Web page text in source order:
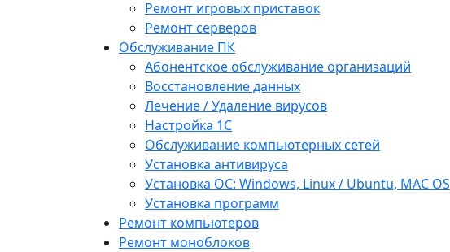
Ремонт игровых приставок
Ремонт серверов
Обслуживание ПК
Абонентское обслуживание организаций
Восстановление данных
Лечение / Удаление вирусов
Настройка 1С
Обслуживание компьютерных сетей
Установка антивируса
Установка ОС: Windows, Linux / Ubuntu, МАС OS
Установка программ
Ремонт компьютеров
Ремонт моноблоков